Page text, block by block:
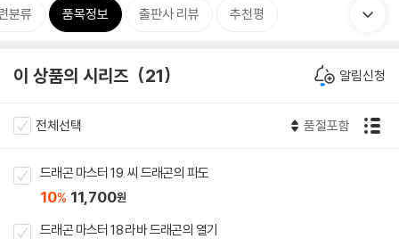
분류 품목정보 출판사 리뷰 추천평
이 상품의 시리즈 21 알림신청
전체선택 품절포함
드래곤 마스터 19. 씨 드래곤의 파도
10% 11,700원
드래곤 마스터 18 라바 드래곤의 열기